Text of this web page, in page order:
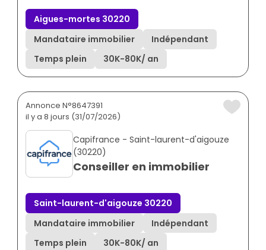
Aigues-mortes 30220
Mandataire immobilier
Indépendant
Temps plein
30K-80K/ an
Annonce N°8647391
il y a 8 jours (31/07/2026)
Capifrance - Saint-laurent-d'aigouze
(30220)
Conseiller en immobilier
Saint-laurent-d'aigouze 30220
Mandataire immobilier
Indépendant
Temps plein
30K-80K/ an